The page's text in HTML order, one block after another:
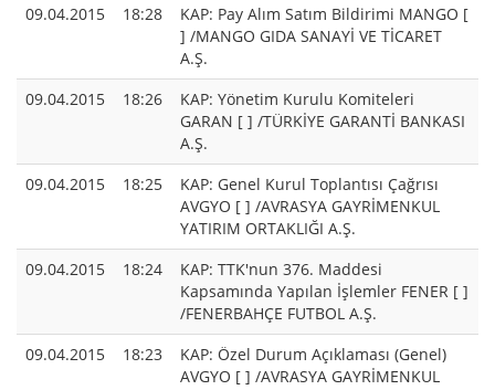
09.04.2015
18:28
KAP: Pay Alım Satım Bildirimi MANGO [
] /MANGO GIDA SANAYİ VE TİCARET
A.Ş.
09.04.2015
18:26
KAP: Yönetim Kurulu Komiteleri
GARAN [ ] /TÜRKİYE GARANTİ BANKASI
A.Ş.
09.04.2015
18:25
KAP: Genel Kurul Toplantısı Çağrısı
AVGYO [ ] /AVRASYA GAYRİMENKUL
YATIRIM ORTAKLIĞI A.Ş.
09.04.2015
18:24
KAP: TTK'nun 376. Maddesi
Kapsamında Yapılan İşlemler FENER [ ]
/FENERBAHÇE FUTBOL A.Ş.
09.04.2015
18:23
KAP: Özel Durum Açıklaması (Genel)
AVGYO [ ] /AVRASYA GAYRİMENKUL